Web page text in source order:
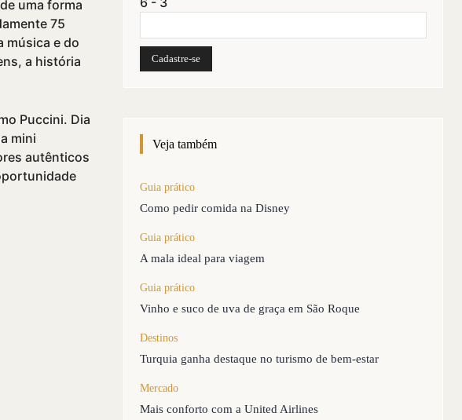
uma forma
75
música e do
a história
Puccini. Dia
mini
autênticos
Veja também
Guia prático
Como pedir comida na Disney
Guia prático
A mala ideal para viagem
Guia prático
Vinho e suco de uva de graça em São Roque
Destinos
Turquia ganha destaque no turismo de bem-estar
Mercado
Mais conforto com a United Airlines